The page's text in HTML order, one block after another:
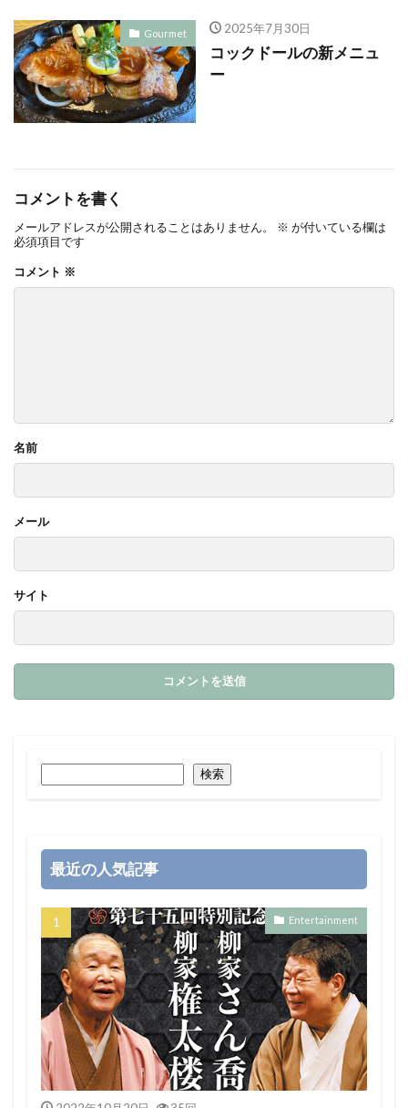
Gourmet 2025年7月30日
コックドールの新メニュ
ー
コメントを書く
メールアドレスが公開されることはありません。 ※ が付いている欄は
必須項目です
コメント ※
名前
メール
サイト
検索
最近の人気記事
Entertainment